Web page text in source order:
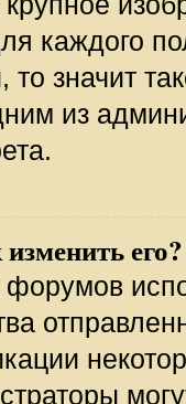
каждого
то значит
из
его?